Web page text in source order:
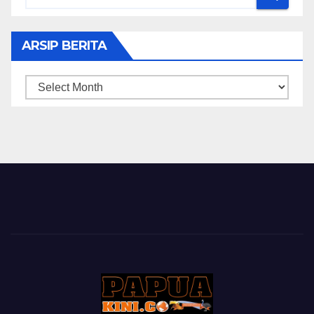
ARSIP BERITA
ARSIP